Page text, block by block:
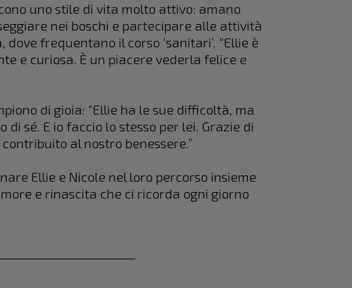
uno stile di vita molto attivo: amano
nei boschi e partecipare alle attività
frequentano il corso ‘sanitari’. “Ellie è
e curiosa. È un piacere vederla felice e
di gioia: “Ellie ha le sue difficoltà, ma
di sé. E io faccio lo stesso per lei. Grazie di
al nostro benessere.”
Ellie e Nicole nel loro percorso insieme
e rinascita che ci ricorda ogni giorno